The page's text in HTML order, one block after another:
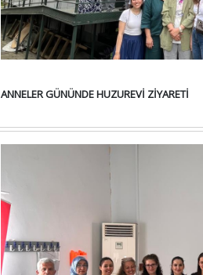
ANNELER GÜNÜNDE HUZUREVİ ZİYARETİ